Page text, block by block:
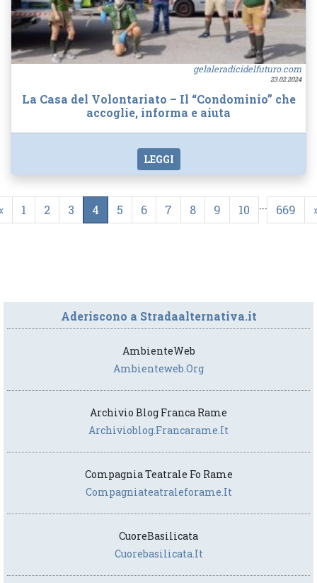
gelaleradicidelfuturo.com
23.02.2024
La Casa del Volontariato – Il “Condominio” che
accoglie, informa e aiuta
LEGGI
1 2 3 4 5 6 7 8 9 10 ... 669
Aderiscono a Stradaalternativa.it
AmbienteWeb
Ambienteweb.org
Archivio Blog Franca Rame
Archivioblog.francarame.it
Compagnia Teatrale Fo Rame
Compagniateatraleforame.it
CuoreBasilicata
Cuorebasilicata.it